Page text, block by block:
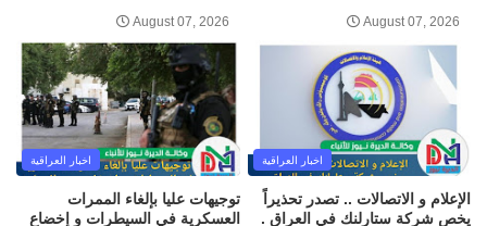
August 07, 2026
August 07, 2026
اخبار العراقية
الإعلام و الاتصالات .. تصدر تحذيراً
يخص شركة ستارلنك في العراق .
اخبار العراقية
توجيهات عليا بإلغاء الممرات
العسكرية في السيطرات و إخضاع